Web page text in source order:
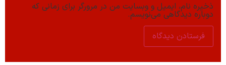
ذخیره نام، ایمیل و وبسایت من در مرورگر برای زمانی که
دوباره دیدگاهی می‌نویسم.